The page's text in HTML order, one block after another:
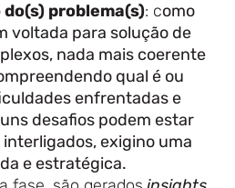
problema(s): como
voltada para solução de
nada mais coerente
qual é ou
enfrentadas e
desafios podem estar
exigino uma
e estratégica.